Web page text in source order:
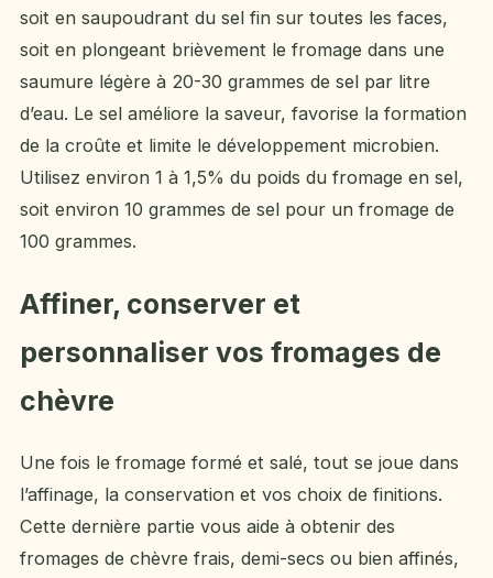
soit en saupoudrant du sel fin sur toutes les faces,
soit en plongeant brièvement le fromage dans une
saumure légère à 20-30 grammes de sel par litre
d’eau. Le sel améliore la saveur, favorise la formation
de la croûte et limite le développement microbien.
Utilisez environ 1 à 1,5% du poids du fromage en sel,
soit environ 10 grammes de sel pour un fromage de
100 grammes.
Affiner, conserver et
personnaliser vos fromages de
chèvre
Une fois le fromage formé et salé, tout se joue dans
l’affinage, la conservation et vos choix de finitions.
Cette dernière partie vous aide à obtenir des
fromages de chèvre frais, demi-secs ou bien affinés,